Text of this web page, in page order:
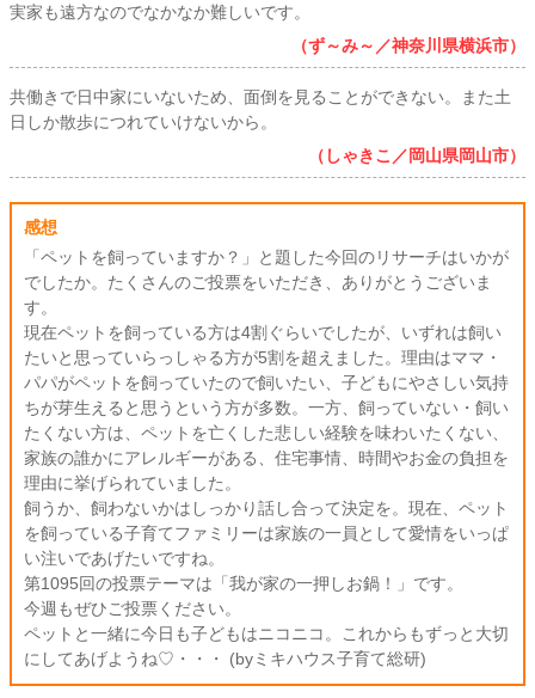
実家も遠方なのでなかなか難しいです。
（ず～み～／神奈川県横浜市）
共働きで日中家にいないため、面倒を見ることができない。また土
日しか散歩につれていけないから。
（しゃきこ／岡山県岡山市）
感想
「ペットを飼っていますか？」と題した今回のリサーチはいかが
でしたか。たくさんのご投票をいただき、ありがとうございま
す。
現在ペットを飼っている方は4割ぐらいでしたが、いずれは飼い
たいと思っていらっしゃる方が5割を超えました。理由はママ・
パパがペットを飼っていたので飼いたい、子どもにやさしい気持
ちが芽生えると思うという方が多数。一方、飼っていない・飼い
たくない方は、ペットを亡くした悲しい経験を味わいたくない、
家族の誰かにアレルギーがある、住宅事情、時間やお金の負担を
理由に挙げられていました。
飼うか、飼わないかはしっかり話し合って決定を。現在、ペット
を飼っている子育てファミリーは家族の一員として愛情をいっぱ
い注いであげたいですね。
第1095回の投票テーマは「我が家の一押しお鍋！」です。
今週もぜひご投票ください。
ペットと一緒に今日も子どもはニコニコ。これからもずっと大切
にしてあげようね♡・・・ (byミキハウス子育て総研)